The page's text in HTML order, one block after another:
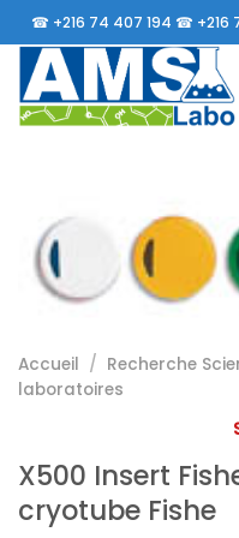
Passer
au
contenu
☎ +216 74 407 194 ☎ +216
Accueil / Recherche
laboratoires
X500 Insert
cryotube Fishe